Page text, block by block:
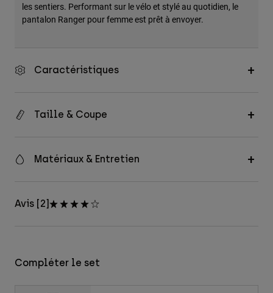
les sentiers. Performant sur le vélo et stylé au quotidien, le
pantalon Ranger pour femme est prêt à envoyer.
Caractéristiques
Taille & Coupe
Matériaux & Entretien
Avis [2]
Compléter le set